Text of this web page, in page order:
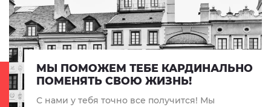
МЫ ПОМОЖЕМ ТЕБЕ КАРДИНАЛЬНО
ПОМЕНЯТЬ СВОЮ ЖИЗНЬ!
С нами у тебя точно все получится! Мы